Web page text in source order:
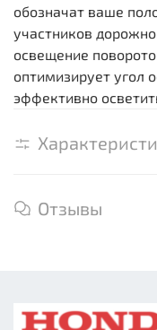
обозначат ваше
участников
освещение
оптимизирует угол
эффективно
Отзывы